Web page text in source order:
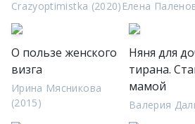
Crazyoptimistka (2020) Елена
О пользе женского
визга
Ирина Мясникова
(2015)
Няня для
тирана.
мамой
Валерия